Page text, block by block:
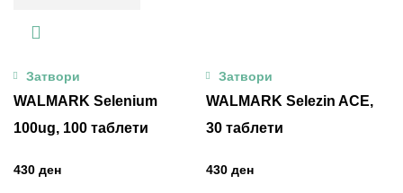
Затвори
WALMARK Selenium
100ug, 100 таблети
ден
Затвори
WALMARK Selezin ACE,
30 таблети
ден